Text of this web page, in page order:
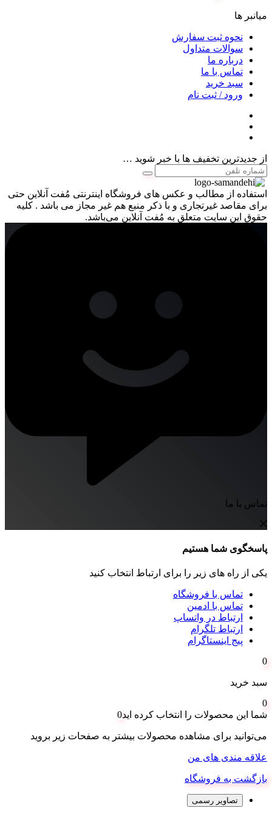
میانبر ها
نحوه ثبت سفارش
سوالات متداول
درباره ما
تماس با ما
سبد خرید
ورود / ثبت نام
از جدیدترین تخفیف ها با خبر شوید …
استفاده از مطالب و عکس های فروشگاه اینترنتی مُفت آنلاین حتی
برای مقاصد غیرتجاری و با ذکر منبع هم غیر مجاز می باشد . کلیه
حقوق این سایت متعلق به مُفت آنلاین می‌باشد.
تماس با ما
پاسخگوی شما هستیم
یکی از راه های زیر را برای ارتباط انتخاب کنید
تماس با فروشگاه
تماس با ادمین
ارتباط در واتساپ
ارتباط تلگرام
پیج اینستاگرام
0
سبد خرید
0
شما این محصولات را انتخاب کرده اید0
می‌توانید برای مشاهده محصولات بیشتر به صفحات زیر بروید
علاقه مندی های من
بازگشت به فروشگاه
تصاویر رسمی